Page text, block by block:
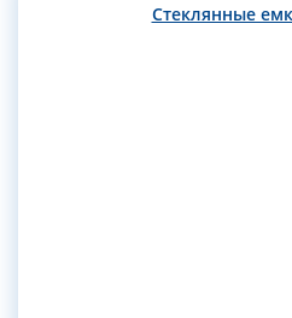
Стеклянные